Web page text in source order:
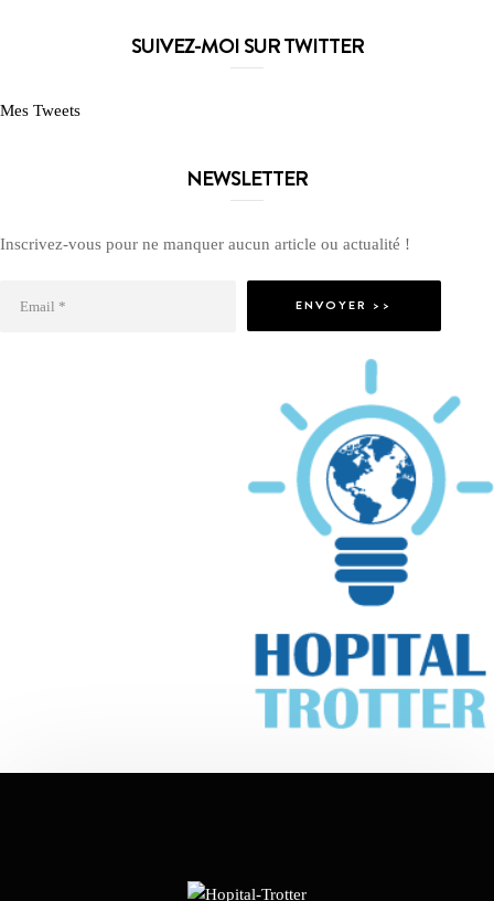
SUIVEZ-MOI SUR TWITTER
Mes Tweets
NEWSLETTER
Inscrivez-vous pour ne manquer aucun article ou actualité !